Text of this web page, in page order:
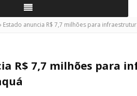
Estado anuncia R$ 7,7 milhões para
R$ 7,7 milhões para